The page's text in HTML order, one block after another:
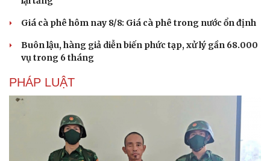
Giá cà phê hôm nay 8/8: Giá cà phê trong nước ổn định
Buôn lậu, hàng giả diễn biến phức tạp, xử lý gần 68.000
vụ trong 6 tháng
PHÁP LUẬT